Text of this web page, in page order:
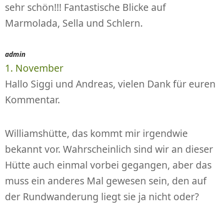
sehr schön!!! Fantastische Blicke auf
Marmolada, Sella und Schlern.
admin
1. November
Hallo Siggi und Andreas, vielen Dank für euren
Kommentar.
Williamshütte, das kommt mir irgendwie
bekannt vor. Wahrscheinlich sind wir an dieser
Hütte auch einmal vorbei gegangen, aber das
muss ein anderes Mal gewesen sein, den auf
der Rundwanderung liegt sie ja nicht oder?